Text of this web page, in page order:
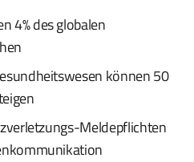
4% des globalen
können 50
Meldepflichten